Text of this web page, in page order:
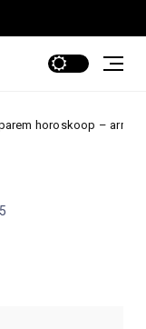
horoskoop –